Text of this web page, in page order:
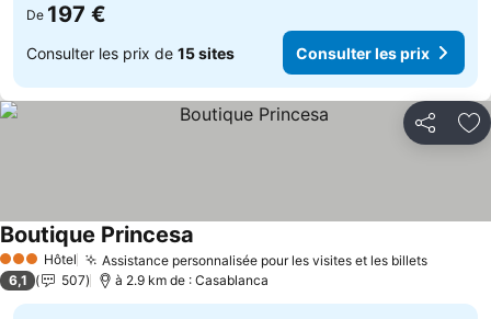
De 197 €
Consulter les prix de 15 sites Consulter les prix
Partager
3 ÉtoilesHôtel Assistance personnalisée pour les visites et les billets
Boutique Princesa
6,1 507 à 2.9 km de : Casablanca